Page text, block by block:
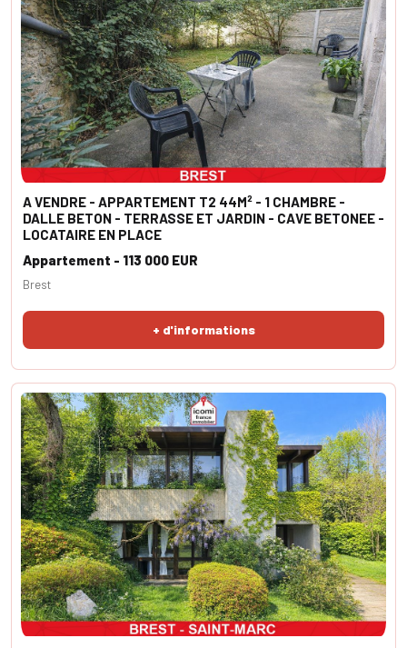
A VENDRE - APPARTEMENT T2 44M² - 1 CHAMBRE -
DALLE BETON - TERRASSE ET JARDIN - CAVE BETONEE -
LOCATAIRE EN PLACE
Appartement - 113 000 EUR
+ d'informations
Brest